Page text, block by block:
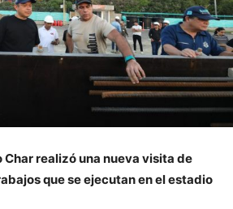
Char realizó una nueva visita de
que se ejecutan en el estadio